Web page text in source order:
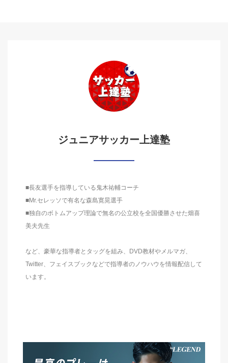
ジュニアサッカー上達塾
■長友選手を指導している鬼木祐輔コーチ
■Mr.セレッソで有名な森島寛晃選手
■独自のボトムアップ理論で無名の公立校を全国優勝させた畑喜
美夫先生
など、豪華な指導者とタッグを組み、DVD教材やメルマガ、
Twitter、フェイスブックなどで指導者のノウハウを情報配信して
います。